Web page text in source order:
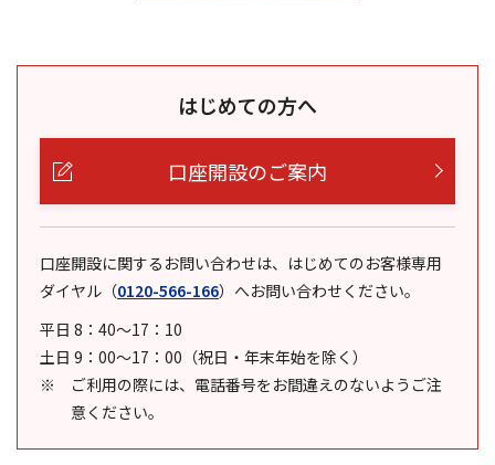
はじめての方へ
口座開設のご案内
口座開設に関するお問い合わせは、はじめてのお客様専用
ダイヤル （0120-566-166） へお問い合わせください。
平日 8：40～17：10
土日 9：00～17：00（祝日・年末年始を除く）
ご利用の際には、電話番号をお間違えのないようご注
意ください。